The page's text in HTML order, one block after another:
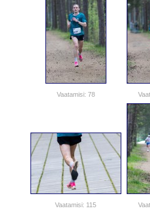
Vaatamisi: 78
Vaatamisi: 115